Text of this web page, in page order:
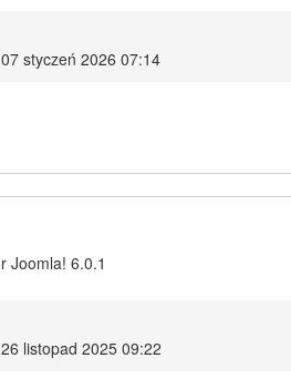
styczeń 2026 07:14
Joomla! 6.0.1
listopad 2025 09:22